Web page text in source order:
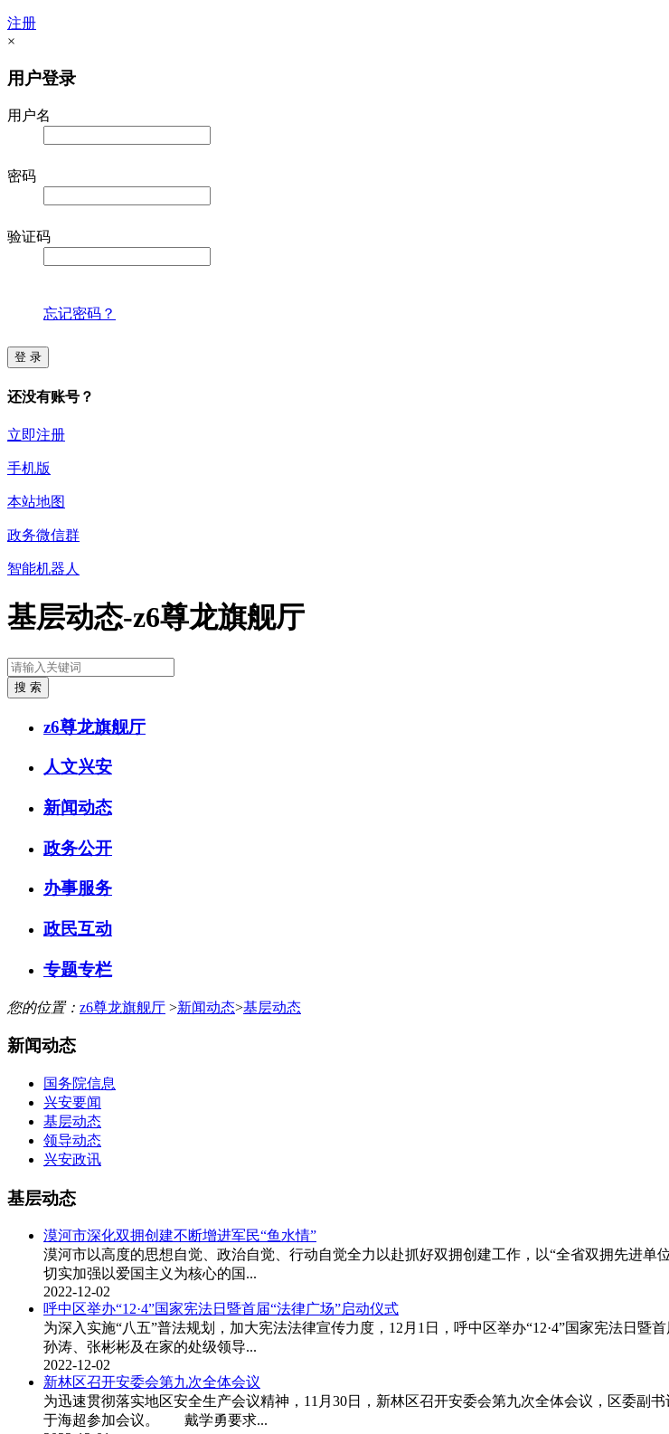
注册
×
用户登录
用户名
密码
验证码
忘记密码？
登 录
还没有账号？
立即注册
手机版
本站地图
政务微信群
智能机器人
基层动态-z6尊龙旗舰厅
z6尊龙旗舰厅
人文兴安
新闻动态
政务公开
办事服务
政民互动
专题专栏
您的位置： z6尊龙旗舰厅 >新闻动态>基层动态
新闻动态
国务院信息
兴安要闻
基层动态
领导动态
兴安政讯
基层动态
漠河市深化双拥创建不断增进军民“鱼水情”
漠河市以高度的思想自觉、政治自觉、行动自觉全力以赴抓好双拥创建工作，以“全省双拥先进
切实加强以爱国主义为核心的国...
2022-12-02
呼中区举办“12·4”国家宪法日暨首届“法律广场”启动仪式
为深入实施“八五”普法规划，加大宪法法律宣传力度，12月1日，呼中区举办“12·4”国家宪法日
孙涛、张彬彬及在家的处级领导...
2022-12-02
新林区召开安委会第九次全体会议
为迅速贯彻落实地区安全生产会议精神，11月30日，新林区召开安委会第九次全体会议，区委副
于海超参加会议。 戴学勇要求...